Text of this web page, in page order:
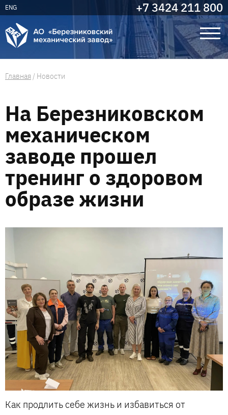
+7 3424 211 800
ENG
Главная / Новости
На Березниковском
механическом
заводе прошел
тренинг о здоровом
образе жизни
Как продлить себе жизнь и избавиться от